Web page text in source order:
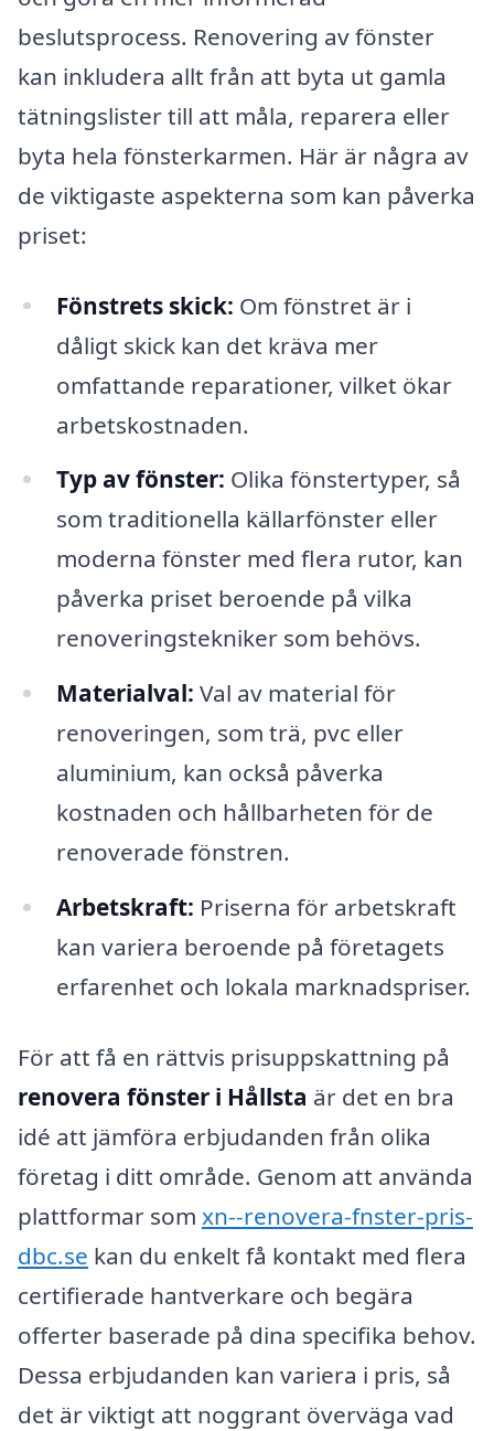
beslutsprocess. Renovering av fönster
kan inkludera allt från att byta ut gamla
tätningslister till att måla, reparera eller
byta hela fönsterkarmen. Här är några av
de viktigaste aspekterna som kan påverka
priset:
Fönstrets skick: Om fönstret är i
dåligt skick kan det kräva mer
omfattande reparationer, vilket ökar
arbetskostnaden.
Typ av fönster: Olika fönstertyper, så
som traditionella källarfönster eller
moderna fönster med flera rutor, kan
påverka priset beroende på vilka
renoveringstekniker som behövs.
Materialval: Val av material för
renoveringen, som trä, pvc eller
aluminium, kan också påverka
kostnaden och hållbarheten för de
renoverade fönstren.
Arbetskraft: Priserna för arbetskraft
kan variera beroende på företagets
erfarenhet och lokala marknadspriser.
För att få en rättvis prisuppskattning på
renovera fönster i Hållsta är det en bra
idé att jämföra erbjudanden från olika
företag i ditt område. Genom att använda
plattformar som xn--renovera-fnster-pris-
dbc.se kan du enkelt få kontakt med flera
certifierade hantverkare och begära
offerter baserade på dina specifika behov.
Dessa erbjudanden kan variera i pris, så
det är viktigt att noggrant överväga vad